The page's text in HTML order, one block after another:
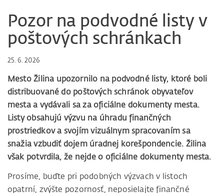
Pozor na podvodné listy v
poštových schránkach
25. 6. 2026
Mesto Žilina upozornilo na podvodné listy, ktoré boli
distribuované do poštových schránok obyvateľov
mesta a vydávali sa za oficiálne dokumenty mesta.
Listy obsahujú výzvu na úhradu finančných
prostriedkov a svojím vizuálnym spracovaním sa
snažia vzbudiť dojem úradnej korešpondencie. Žilina
však potvrdila, že nejde o oficiálne dokumenty mesta.
Prosíme, buďte pri podobných výzvach v listoch
opatrní, zvýšte pozornosť, neposielajte finančné